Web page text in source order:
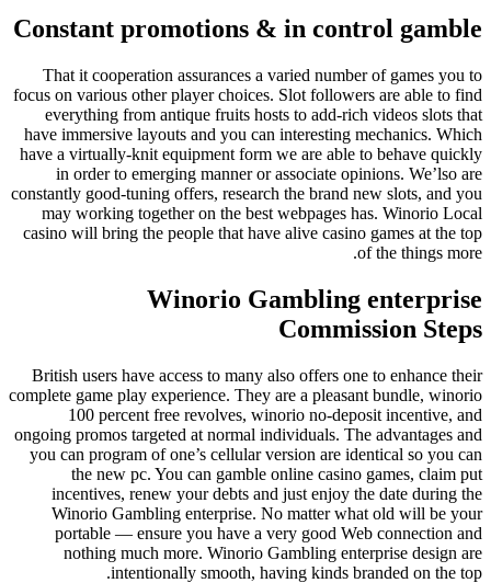
Constant promotions & in control gamble
That it cooperation assurances a varied number of games you to
focus on various other player choices. Slot followers are able to find
everything from antique fruits hosts to add-rich videos slots that
have immersive layouts and you can interesting mechanics. Which
have a virtually-knit equipment form we are able to behave quickly
in order to emerging manner or associate opinions. We’lso are
constantly good-tuning offers, research the brand new slots, and you
may working together on the best webpages has. Winorio Local
casino will bring the people that have alive casino games at the top
of the things more.
Winorio Gambling enterprise
Commission Steps
British users have access to many also offers one to enhance their
complete game play experience. They are a pleasant bundle, winorio
100 percent free revolves, winorio no-deposit incentive, and
ongoing promos targeted at normal individuals. The advantages and
you can program of one’s cellular version are identical so you can
the new pc. You can gamble online casino games, claim put
incentives, renew your debts and just enjoy the date during the
Winorio Gambling enterprise. No matter what old will be your
portable — ensure you have a very good Web connection and
nothing much more. Winorio Gambling enterprise design are
intentionally smooth, having kinds branded on the top.